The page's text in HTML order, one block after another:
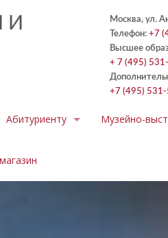
И
Москва, ул.
Телефон: +7
Высшее
+ 7 (495)
+7 (495)
Абитуриенту Музейно-